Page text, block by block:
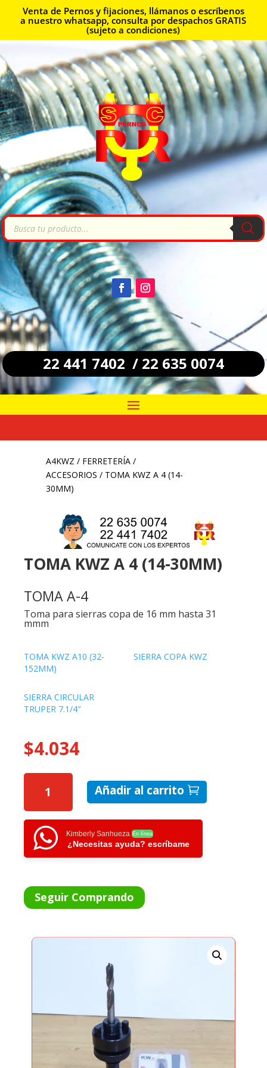
Venta de Pernos y fijaciones, llámanos o escríbenos
a nuestro whatsapp, consulta por despachos GRATIS
(sujeto a condiciones)
Búsqueda
productos
22 441 7402 / 22 635 0074
A4KWZ / FERRETERÍA/
ACCESORIOS / TOMA KWZ A 4 (14-
30MM)
TOMA KWZ A 4 (14-30MM)
TOMA A-4
Toma para sierras copa de 16 mm hasta 31
mmm
TOMA KWZ A10 (32-
152MM)
SIERRA COPA KWZ
SIERRA CIRCULAR
TRUPER 7.1/4″
$4.034
TOMA
KWZ
A
4
(14-
30MM)
Añadir al carrito
Kimberly Sanhueza En línea
¿Necesitas ayuda? escríbame
Seguir Comprando